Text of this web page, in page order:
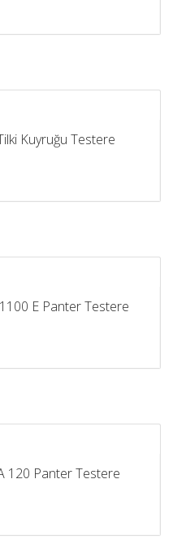
Kuyruğu Testere
E Panter Testere
120 Panter Testere